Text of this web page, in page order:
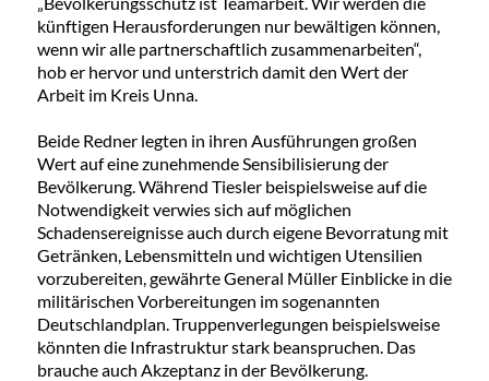
künftigen Herausforderungen nur bewältigen können,
wenn wir alle partnerschaftlich zusammenarbeiten“,
hob er hervor und unterstrich damit den Wert der
Arbeit im Kreis Unna.
Beide Redner legten in ihren Ausführungen großen
Wert auf eine zunehmende Sensibilisierung der
Bevölkerung. Während Tiesler beispielsweise auf die
Notwendigkeit verwies sich auf möglichen
Schadensereignisse auch durch eigene Bevorratung mit
Getränken, Lebensmitteln und wichtigen Utensilien
vorzubereiten, gewährte General Müller Einblicke in die
militärischen Vorbereitungen im sogenannten
Deutschlandplan. Truppenverlegungen beispielsweise
könnten die Infrastruktur stark beanspruchen. Das
brauche auch Akzeptanz in der Bevölkerung.